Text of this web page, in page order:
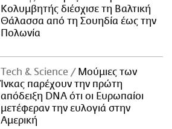
Κολυμβητής διέσχισε τη Βαλτική
Θάλασσα από τη Σουηδία έως την
Πολωνία
Τech & Science
Μούμιες των
Ίνκας παρέχουν την πρώτη
απόδειξη DNA ότι οι Ευρωπαίοι
μετέφεραν την ευλογιά στην
Αμερική